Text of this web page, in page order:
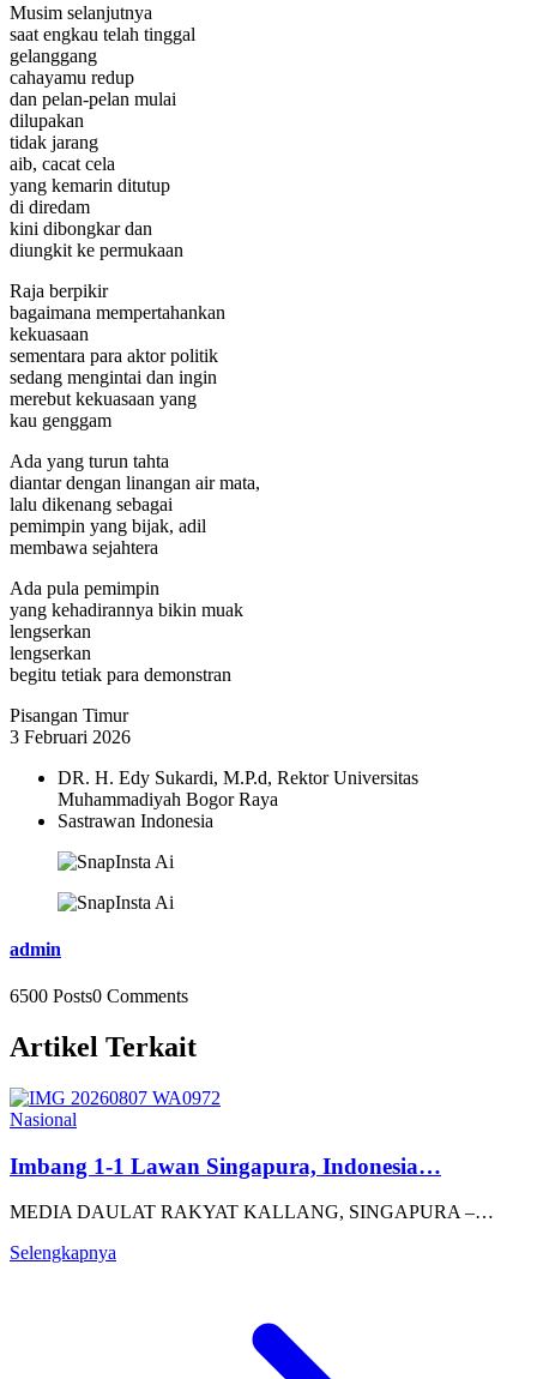
Musim selanjutnya
saat engkau telah tinggal
gelanggang
cahayamu redup
dan pelan-pelan mulai
dilupakan
tidak jarang
aib, cacat cela
yang kemarin ditutup
di diredam
kini dibongkar dan
diungkit ke permukaan
Raja berpikir
bagaimana mempertahankan
kekuasaan
sementara para aktor politik
sedang mengintai dan ingin
merebut kekuasaan yang
kau genggam
Ada yang turun tahta
diantar dengan linangan air mata,
lalu dikenang sebagai
pemimpin yang bijak, adil
membawa sejahtera
Ada pula pemimpin
yang kehadirannya bikin muak
lengserkan
lengserkan
begitu tetiak para demonstran
Pisangan Timur
3 Februari 2026
DR. H. Edy Sukardi, M.P.d, Rektor Universitas
Muhammadiyah Bogor Raya
Sastrawan Indonesia
admin
6500 Posts0 Comments
Artikel Terkait
Nasional
Imbang 1-1 Lawan Singapura, Indonesia…
MEDIA DAULAT RAKYAT KALLANG, SINGAPURA –…
Selengkapnya